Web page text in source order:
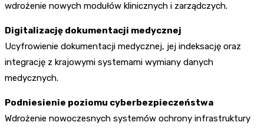
wdrożenie nowych modułów klinicznych i zarządczych.
Digitalizację dokumentacji medycznej
Ucyfrowienie dokumentacji medycznej, jej indeksację oraz
integrację z krajowymi systemami wymiany danych
medycznych.
Podniesienie poziomu cyberbezpieczeństwa
Wdrożenie nowoczesnych systemów ochrony infrastruktury